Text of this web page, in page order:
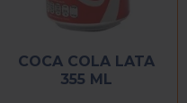
COCA COLA LATA
355 ML